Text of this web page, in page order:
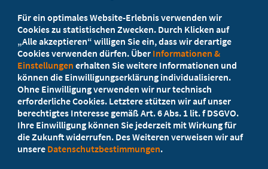
Ihr Landesverband berät Sie!
Ansprechpartner
Werden Sie jetzt Mitglied
5 Vorteile einer MB-Mitgliedschaft
Für ein optimales Website-Erlebnis verwenden wir
Cookies zu statistischen Zwecken. Durch Klicken auf
„Alle akzeptieren“ willigen Sie ein, dass wir derartige
Cookies verwenden dürfen. Über Informationen &
Einstellungen erhalten Sie weitere Informationen und
können die Einwilligungserklärung individualisieren.
Ohne Einwilligung verwenden wir nur technisch
erforderliche Cookies. Letztere stützen wir auf unser
berechtigtes Interesse gemäß Art. 6 Abs. 1 lit. f DSGVO.
Ihre Einwilligung können Sie jederzeit mit Wirkung für
die Zukunft widerrufen. Des Weiteren verweisen wir auf
unsere Datenschutzbestimmungen.